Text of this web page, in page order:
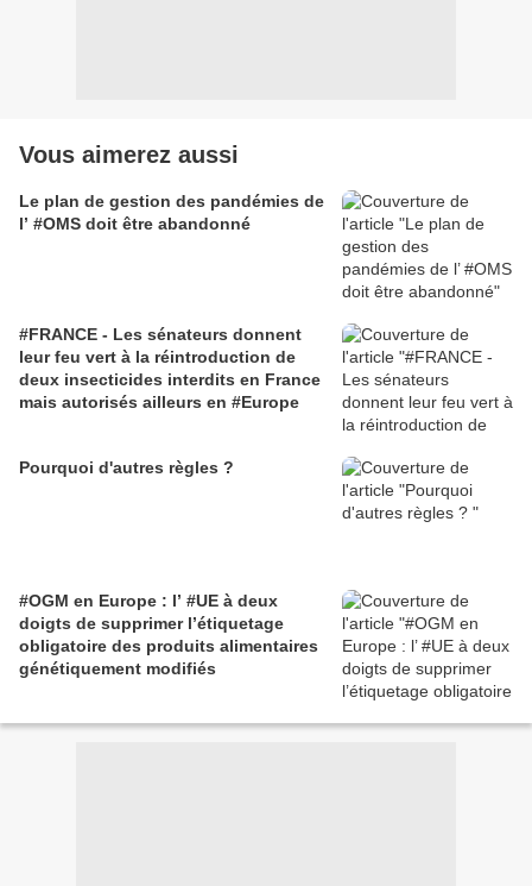
Vous aimerez aussi
Le plan de gestion des pandémies de
l’ #OMS doit être abandonné
#FRANCE - Les sénateurs donnent
leur feu vert à la réintroduction de
deux insecticides interdits en France
mais autorisés ailleurs en #Europe
Pourquoi d'autres règles ?
#OGM en Europe : l’ #UE à deux
doigts de supprimer l’étiquetage
obligatoire des produits alimentaires
génétiquement modifiés